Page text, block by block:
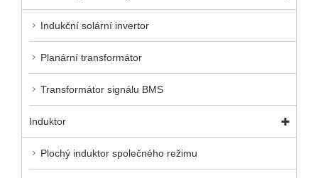
Indukční solární invertor
Planární transformátor
Transformátor signálu BMS
Induktor
Plochý induktor společného režimu